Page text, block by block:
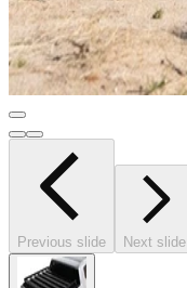
Previous slide Next slide